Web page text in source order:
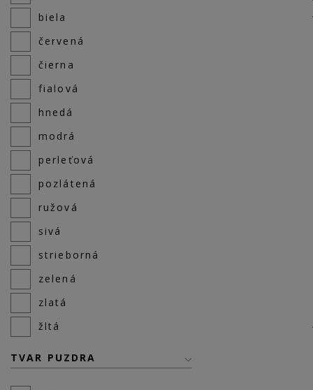
biela
červená
čierna
fialová
hnedá
modrá
perleťová
pozlátená
ružová
sivá
strieborná
zelená
zlatá
žltá
TVAR PUZDRA